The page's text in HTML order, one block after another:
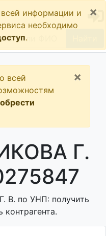
информации и
необходимо
.
×
всей
×
Г.
В. по УНП: получить
контрагента.